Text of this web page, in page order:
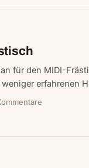
für den MIDI-
erfahrenen